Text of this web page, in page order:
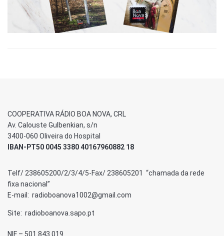
COOPERATIVA RÁDIO BOA NOVA, CRL
Av. Calouste Gulbenkian, s/n
3400-060 Oliveira do Hospital
IBAN-PT50 0045 3380 40167960882 18
Telf/ 238605200/2/3/4/5-Fax/ 238605201 “chamada da rede
fixa nacional”
E-mail: radioboanova1002@gmail.com
Site: radioboanova.sapo.pt
NIF – 501 843 019